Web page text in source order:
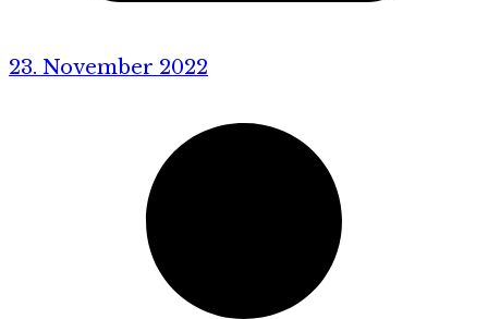
23. November 2022